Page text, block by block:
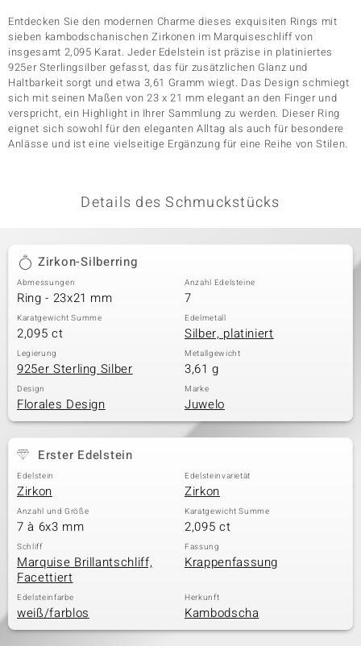
Entdecken Sie den modernen Charme dieses exquisiten Rings mit
sieben kambodschanischen Zirkonen im Marquiseschliff von
insgesamt 2,095 Karat. Jeder Edelstein ist präzise in platiniertes
925er Sterlingsilber gefasst, das für zusätzlichen Glanz und
Haltbarkeit sorgt und etwa 3,61 Gramm wiegt. Das Design schmiegt
sich mit seinen Maßen von 23 x 21 mm elegant an den Finger und
verspricht, ein Highlight in Ihrer Sammlung zu werden. Dieser Ring
eignet sich sowohl für den eleganten Alltag als auch für besondere
Anlässe und ist eine vielseitige Ergänzung für eine Reihe von Stilen.
Details des Schmuckstücks
Zirkon-Silberring
Abmessungen
Ring - 23x21 mm
Anzahl Edelsteine
7
Karatgewicht Summe
2,095 ct
Edelmetall
Silber, platiniert
Legierung
925er Sterling Silber
Metallgewicht
3,61 g
Design
Florales Design
Marke
Juwelo
Erster Edelstein
Edelstein
Zirkon
Edelsteinvarietät
Zirkon
Anzahl und Größe
7 à 6x3 mm
Karatgewicht Summe
2,095 ct
Schliff
Marquise Brillantschliff,
Facettiert
Fassung
Krappenfassung
Edelsteinfarbe
weiß/farblos
Herkunft
Kambodscha